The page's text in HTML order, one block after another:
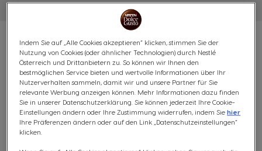
DALLMAYR FAN BUNDLE - 64
KAPSELN
Indem Sie auf „Alle Cookies akzeptieren“ klicken, stimmen Sie der
Nutzung von Cookies (oder ähnlicher Technologien) durch Nestlé
Österreich und Drittanbietern zu. So können wir Ihnen den
bestmöglichen Service bieten und wertvolle Informationen über Ihr
Nutzerverhalten sammeln, damit wir und unsere Partner für Sie
relevante Werbung anzeigen können. Mehr Informationen dazu finden
Sie in unserer Datenschutzerklärung. Sie können jederzeit Ihre Cookie-
Einstellungen ändern oder Ihre Zustimmung widerrufen, indem Siehier
Ihre Präferenzen ändern oder auf den Link „Datenschutzeinstellungen“
klicken.